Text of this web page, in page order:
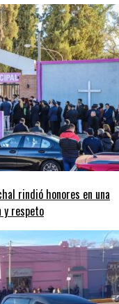
rindió honores en una
y respeto